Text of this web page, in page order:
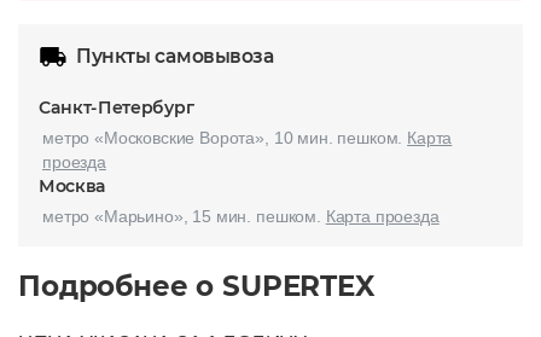
Пункты самовывоза
Санкт-Петербург
метро «Московские Ворота», 10 мин. пешком. Карта
проезда
Москва
метро «Марьино», 15 мин. пешком. Карта проезда
Подробнее о SUPERTEX